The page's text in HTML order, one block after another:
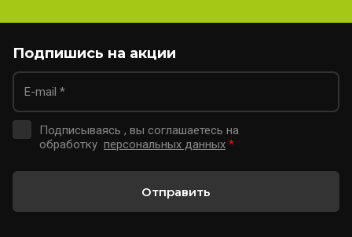
Подпишись на акции
Подписываясь , вы соглашаетесь на
обработку персональных данных *
Отправить